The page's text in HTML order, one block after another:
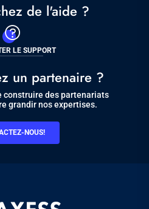
de l'aide ?
LE SUPPORT
un partenaire ?
construire des partenariats
grandir nos expertises.
NOUS!